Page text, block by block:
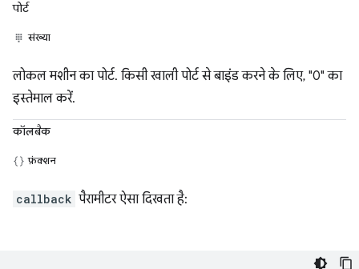
पोर्ट
संख्या
लोकल मशीन का पोर्ट. किसी खाली पोर्ट से बाइंड करने के लिए, "0" का
इस्तेमाल करें.
कॉलबैक
फ़ंक्शन
callback पैरामीटर ऐसा दिखता है: